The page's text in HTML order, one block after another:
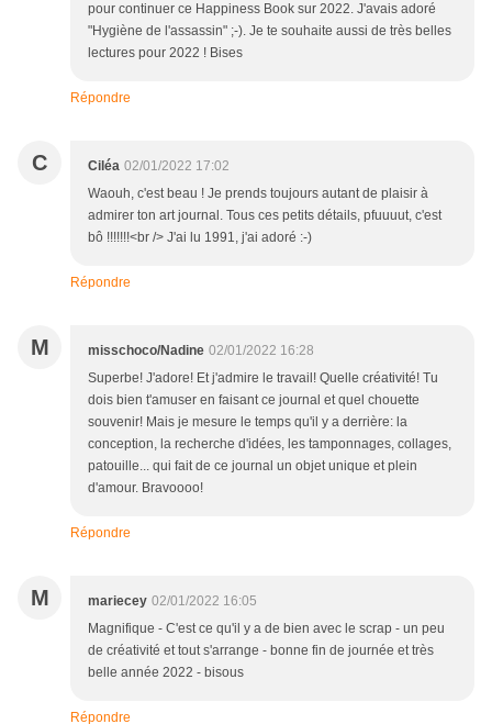
pour continuer ce Happiness Book sur 2022. J'avais adoré
"Hygiène de l'assassin" ;-). Je te souhaite aussi de très belles
lectures pour 2022 ! Bises
Répondre
C Ciléa 02/01/2022 17:02
Waouh, c'est beau ! Je prends toujours autant de plaisir à
admirer ton art journal. Tous ces petits détails, pfuuuut, c'est
bô !!!!!!!<br /> J'ai lu 1991, j'ai adoré :-)
Répondre
M misschoco/Nadine 02/01/2022 16:28
Superbe! J'adore! Et j'admire le travail! Quelle créativité! Tu
dois bien t'amuser en faisant ce journal et quel chouette
souvenir! Mais je mesure le temps qu'il y a derrière: la
conception, la recherche d'idées, les tamponnages, collages,
patouille... qui fait de ce journal un objet unique et plein
d'amour. Bravoooo!
Répondre
M mariecey 02/01/2022 16:05
Magnifique - C'est ce qu'il y a de bien avec le scrap - un peu
de créativité et tout s'arrange - bonne fin de journée et très
belle année 2022 - bisous
Répondre